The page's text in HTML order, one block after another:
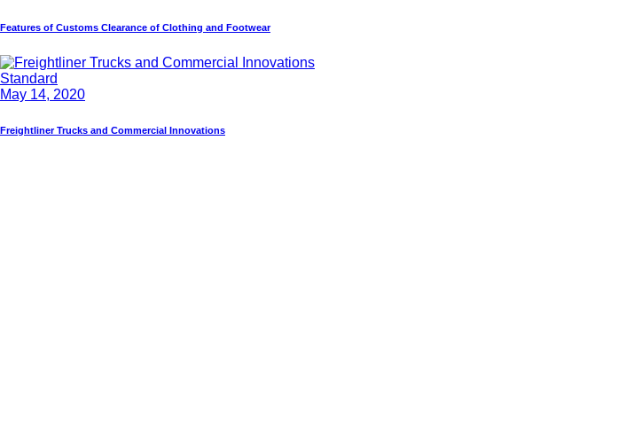
Features of Customs Clearance of Clothing and Footwear
Standard
May 14, 2020
Freightliner Trucks and Commercial Innovations